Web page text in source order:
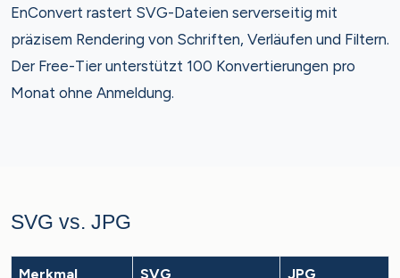
EnConvert rastert SVG-Dateien serverseitig mit
präzisem Rendering von Schriften, Verläufen und Filtern.
Der Free-Tier unterstützt 100 Konvertierungen pro
Monat ohne Anmeldung.
SVG vs. JPG
Merkmal SVG JPG